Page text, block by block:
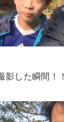
影した瞬間！！